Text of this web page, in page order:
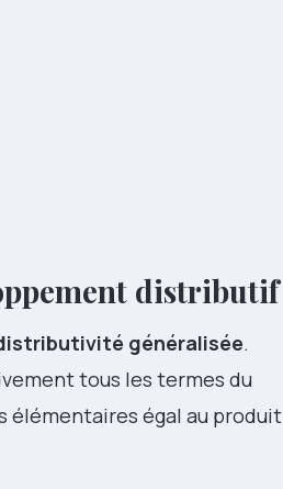
distributif
généralisée.
tous les termes du
élémentaires égal au produit